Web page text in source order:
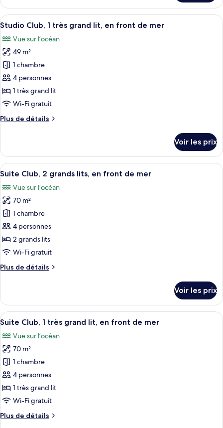
très
grand
lit,
en
front
de
mer
le
type
de
Chambre
Club,
très
grand
lit,
en
front
mer
Afficher
toutes
les
photos
pour
ce
type
de
chambre :
Studio
très
grand
lit,
en
front
de
mer
Une chambre d’hôtel comprenant
8
Studio Club, 1 très grand lit, en front de mer
Vue sur l’océan
49 m²
1 chambre
4 personnes
1 très grand lit
Wi-Fi gratuit
Plus de détails
Plus
le
type
de
Studio
Club,
très
grand
lit,
en
front
mer
Voir les prix
Afficher
toutes
les
photos
pour
ce
type
de
chambre :
Suite
grands
lits,
en
front
de
mer
Une chambre d’hôtel avec un grand
7
Suite Club, 2 grands lits, en front de mer
Vue sur l’océan
70 m²
1 chambre
4 personnes
2 grands lits
Wi-Fi gratuit
Plus de détails
Plus
le
type
de
Suite
Club,
grands
lits,
en
front
de
Voir les prix
Afficher
toutes
les
photos
pour
ce
type
de
chambre :
Suite
Une chambre d’hôtel dotée d’une
7
Suite Club, 1 très grand lit, en front de mer
Vue sur l’océan
70 m²
1 chambre
4 personnes
1 très grand lit
Wi-Fi gratuit
Plus de détails
Plus